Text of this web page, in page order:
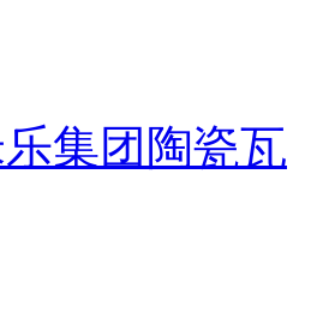
集团陶瓷瓦